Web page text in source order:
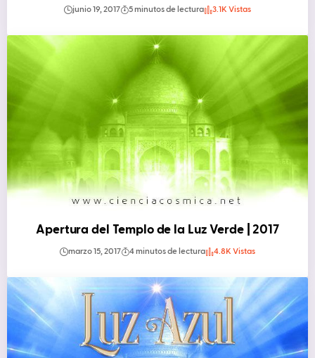
junio 19, 2017 5 minutos de lectura 3.1K Vistas
Apertura del Templo de la Luz Verde | 2017
marzo 15, 2017 4 minutos de lectura 4.8K Vistas